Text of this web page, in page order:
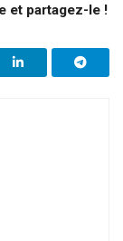
et partagez-le !